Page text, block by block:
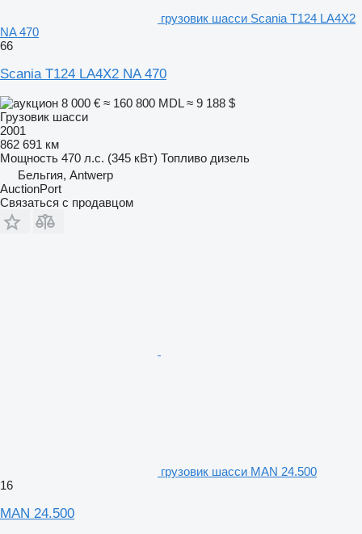
грузовик шасси Scania T124 LA4X2
NA 470
66
Scania T124 LA4X2 NA 470
8 000 € ≈ 160 800 MDL ≈ 9 188 $
Грузовик шасси
2001
862 691 км
Мощность 470 л.с. (345 кВт) Топливо дизель
Бельгия, Antwerp
AuctionPort
Связаться с продавцом
грузовик шасси MAN 24.500
16
MAN 24.500